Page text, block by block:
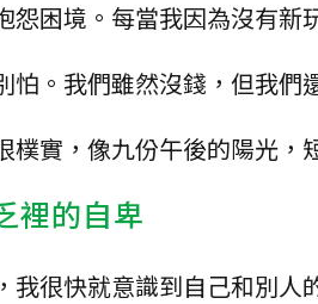
怨困境。每當我因為沒有新
怕。我們雖然沒錢，但我們
樸實，像九份午後的陽光，
裡的自卑
我很快就意識到自己和別人